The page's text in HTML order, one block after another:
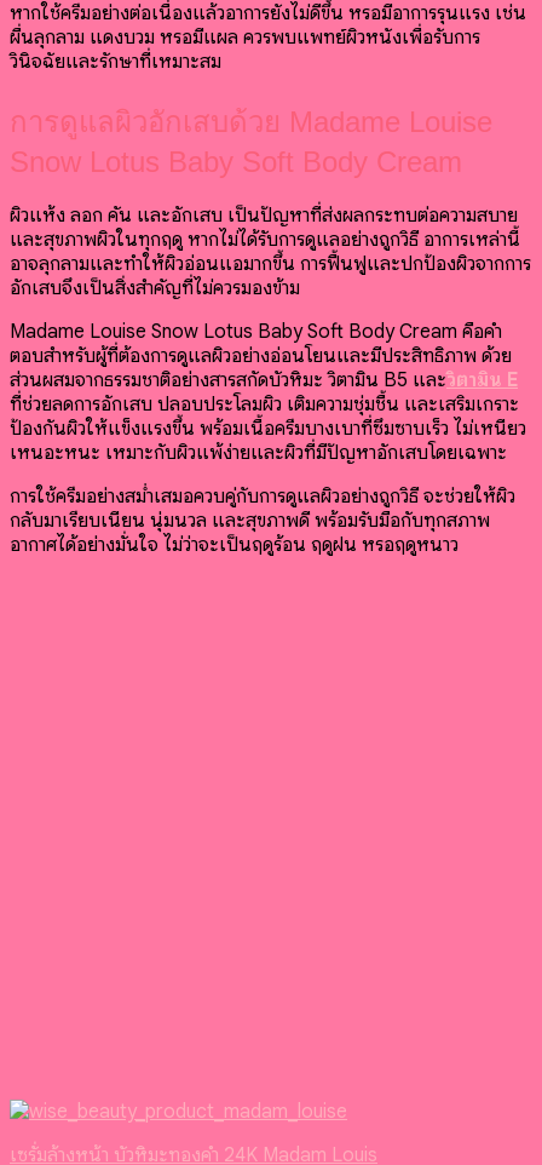
หากใช้ครีมอย่างต่อเนื่องแล้วอาการยังไม่ดีขึ้น หรือมีอาการรุนแรง เช่น
ผื่นลุกลาม แดงบวม หรือมีแผล ควรพบแพทย์ผิวหนังเพื่อรับการ
วินิจฉัยและรักษาที่เหมาะสม
การดูแลผิวอักเสบด้วย Madame Louise
Snow Lotus Baby Soft Body Cream
ผิวแห้ง ลอก คัน และอักเสบ เป็นปัญหาที่ส่งผลกระทบต่อความสบาย
และสุขภาพผิวในทุกฤดู หากไม่ได้รับการดูแลอย่างถูกวิธี อาการเหล่านี้
อาจลุกลามและทำให้ผิวอ่อนแอมากขึ้น การฟื้นฟูและปกป้องผิวจากการ
อักเสบจึงเป็นสิ่งสำคัญที่ไม่ควรมองข้าม
Madame Louise Snow Lotus Baby Soft Body Cream คือคำ
ตอบสำหรับผู้ที่ต้องการดูแลผิวอย่างอ่อนโยนและมีประสิทธิภาพ ด้วย
ส่วนผสมจากธรรมชาติอย่างสารสกัดบัวหิมะ วิตามิน B5 และวิตามิน E
ที่ช่วยลดการอักเสบ ปลอบประโลมผิว เติมความชุ่มชื้น และเสริมเกราะ
ป้องกันผิวให้แข็งแรงขึ้น พร้อมเนื้อครีมบางเบาที่ซึมซาบเร็ว ไม่เหนียว
เหนอะหนะ เหมาะกับผิวแพ้ง่ายและผิวที่มีปัญหาอักเสบโดยเฉพาะ
การใช้ครีมอย่างสม่ำเสมอควบคู่กับการดูแลผิวอย่างถูกวิธี จะช่วยให้ผิว
กลับมาเรียบเนียน นุ่มนวล และสุขภาพดี พร้อมรับมือกับทุกสภาพ
อากาศได้อย่างมั่นใจ ไม่ว่าจะเป็นฤดูร้อน ฤดูฝน หรือฤดูหนาว
เซรั่มล้างหน้า บัวหิมะทองคํา 24K Madam Louis